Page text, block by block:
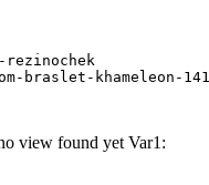
rezinochek
braslet-khameleon-
view found yet Var1: